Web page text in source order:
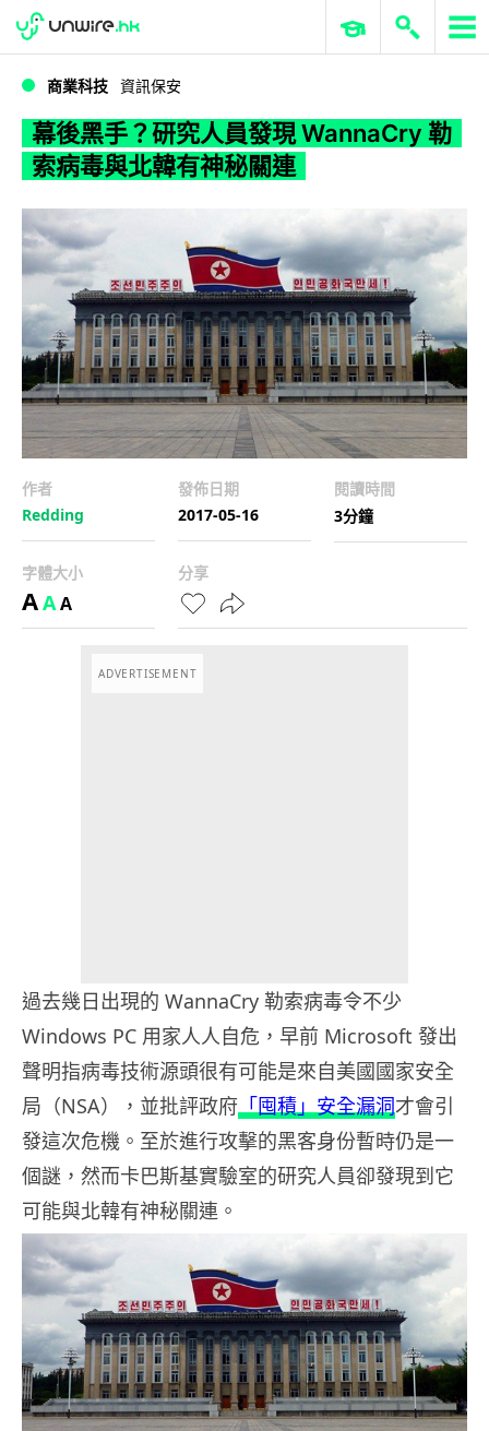
WWDC 2026 ERP 與商業 AI
商業科技 資訊保安
幕後黑手？研究人員發現 WannaCry 勒
索病毒與北韓有神秘關連
作者
Redding
發佈日期
2017-05-16
閱讀時間
3分鐘
字體大小
AAA
分享
ADVERTISEMENT
過去幾日出現的 WannaCry 勒索病毒令不少
Windows PC 用家人人自危，早前 Microsoft 發出
聲明指病毒技術源頭很有可能是來自美國國家安全
局（NSA），並批評政府「囤積」安全漏洞才會引
發這次危機。至於進行攻擊的黑客身份暫時仍是一
個謎，然而卡巴斯基實驗室的研究人員卻發現到它
可能與北韓有神秘關連。